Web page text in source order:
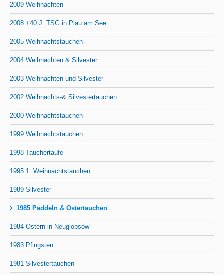
2009 Weihnachten
2008 +40 J. TSG in Plau am See
2005 Weihnachtstauchen
2004 Weihnachten & Silvester
2003 Weihnachten und Silvester
2002 Weihnachts-& Silvestertauchen
2000 Weihnachtstauchen
1999 Weihnachtstauchen
1998 Tauchertaufe
1995 1. Weihnachtstauchen
1989 Silvester
› 1985 Paddeln & Ostertauchen
1984 Ostern in Neuglobsow
1983 Pfingsten
1981 Silvestertauchen